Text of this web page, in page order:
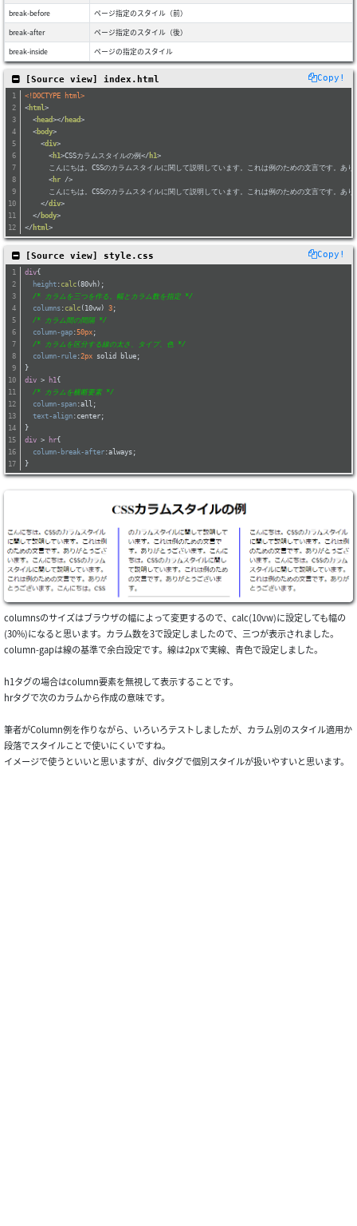
break-before
ページ指定のスタイル（前）
break-after
ページ指定のスタイル（後）
break-inside
ページの指定のスタイル
Copy!
[Source view] index.html
<!DOCTYPE html>
< html>
< head></ head>
< body>
<div>
< h1>CSSカラムスタイルの例 </ h1>
こんにちは。CSSのカラムスタイルに関して説明しています。これは例のための文言です。あ
< hr />
こんにちは。CSSのカラムスタイルに関して説明しています。これは例のための文言です。あ
</div>
</ body>
</ html>
Copy!
[Source view] style.css
div{
height : calc (80vh);
/* カラムを三つを作る。幅とカラム数を指定 */
columns : calc (10vw) 3 ;
/* カラム間の間隔 */
column-gap :50px ;
/* カラムを区分する線の太さ、タイプ、色 */
column-rule :2px solid blue;
}
div > h1{
/* カラムを横断要素 */
column-span :all;
text-align :center;
}
div > hr{
column-break-after :always;
}
columnsのサイズはブラウザの幅によって変更するので、calc(10vw)に設定しても幅の
(30%)になると思います。カラム数を3で設定しましたので、三つが表示されました。
column-gapは線の基準で余白設定です。線は2pxで実線、青色で設定しました。
h1タグの場合はcolumn要素を無視して表示することです。
hrタグで次のカラムから作成の意味です。
筆者がColumn例を作りながら、いろいろテストしましたが、カラム別のスタイル適用か
段落でスタイルことで使いにくいですね。
イメージで使うといいと思いますが、divタグで個別スタイルが扱いやすいと思います。